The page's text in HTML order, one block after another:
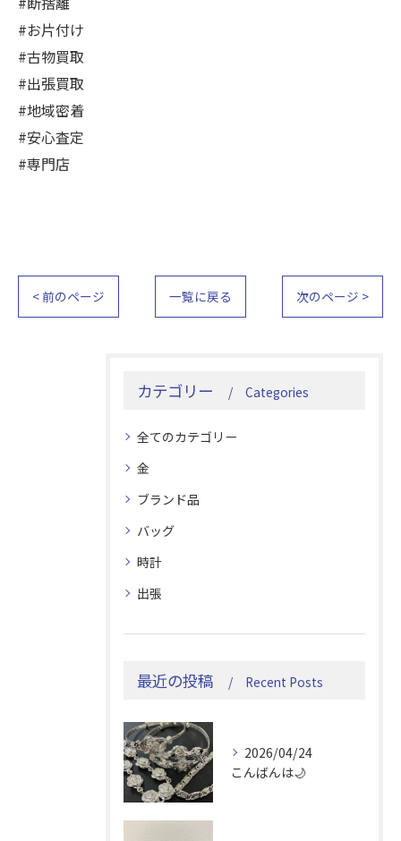
#お片付け
#古物買取
#出張買取
#地域密着
#安心査定
#専門店
< 前のページ 一覧に戻る 次のページ >
カテゴリー Categories
全てのカテゴリー
金
ブランド品
バッグ
時計
出張
最近の投稿 Recent Posts
2026/04/24
こんばんは🌙